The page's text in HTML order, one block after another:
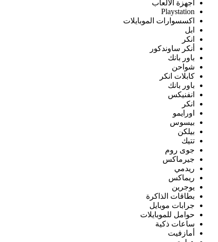
أجهزة الألعاب
Playstation
اكسسوارات الموبايلات
ابل
انكر
أنكر ساوندكور
باور بانك
شواحن
كابلات انكر
باور بانك
انفنيكس
انكر
اورايمو
بيسوس
بيلكن
تتيك
جوى روم
جيرماكس
ريدمي
ريماكس
يوجرين
بطاقات الذاكرة
جرابات موبايل
حوامل للموبايلات
ساعات ذكية
أمازفيت